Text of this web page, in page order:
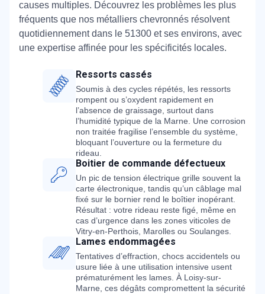
causes multiples. Découvrez les problèmes les plus
fréquents que nos métalliers chevronnés résolvent
quotidiennement dans le 51300 et ses environs, avec
une expertise affinée pour les spécificités locales.
Ressorts cassés
Soumis à des cycles répétés, les ressorts
rompent ou s’oxydent rapidement en
l’absence de graissage, surtout dans
l’humidité typique de la Marne. Une corrosion
non traitée fragilise l’ensemble du système,
bloquant l’ouverture ou la fermeture du
rideau.
Boitier de commande défectueux
Un pic de tension électrique grille souvent la
carte électronique, tandis qu’un câblage mal
fixé sur le bornier rend le boîtier inopérant.
Résultat : votre rideau reste figé, même en
cas d’urgence dans les zones viticoles de
Vitry-en-Perthois, Marolles ou Soulanges.
Lames endommagées
Tentatives d’effraction, chocs accidentels ou
usure liée à une utilisation intensive usent
prématurément les lames. À Loisy-sur-
Marne, ces dégâts compromettent la sécurité